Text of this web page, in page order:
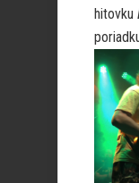
hitovku